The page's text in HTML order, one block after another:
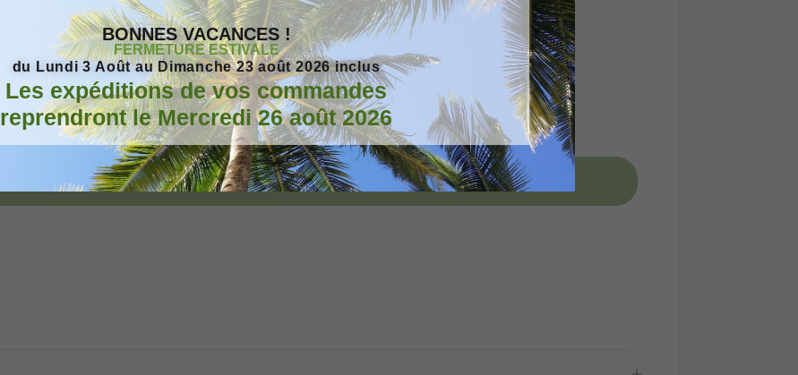
Ajouter au panier
BONNES VACANCES !
FERMETURE ESTIVALE
du Lundi 3 Août au Dimanche 23 août 2026 inclus
Les expéditions de vos commandes
reprendront le Mercredi 26 août 2026